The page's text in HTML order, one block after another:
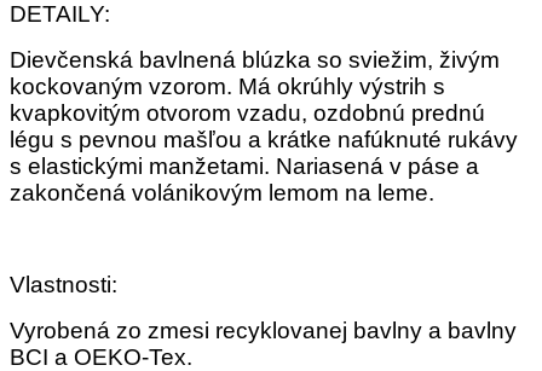
DETAILY:
Dievčenská bavlnená blúzka so sviežim, živým
kockovaným vzorom. Má okrúhly výstrih s
kvapkovitým otvorom vzadu, ozdobnú prednú
légu s pevnou mašľou a krátke nafúknuté rukávy
s elastickými manžetami. Nariasená v páse a
zakončená volánikovým lemom na leme.
Vlastnosti:
Vyrobená zo zmesi recyklovanej bavlny a bavlny
BCI a OEKO-Tex.